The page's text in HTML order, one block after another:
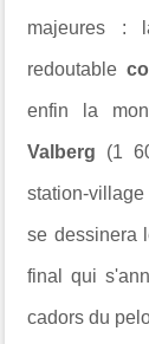
majeures
redoutable
enfin la
Valberg (1
station-
se dessinera
final qui
cadors du